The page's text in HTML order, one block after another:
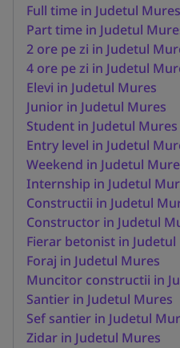
Full time in Judetul Mures
Part time in Judetul
2 ore pe zi in Judetul
4 ore pe zi in Judetul
Elevi in Judetul Mures
Junior in Judetul Mures
Student in Judetul Mures
Entry level in Judetul
Weekend in Judetul
Internship in Judetul
Constructii in Judetul
Constructor in Judetul
Fierar betonist in Judetul
Foraj in Judetul Mures
Muncitor constructii in
Santier in Judetul Mures
Sef santier in Judetul
Zidar in Judetul Mures